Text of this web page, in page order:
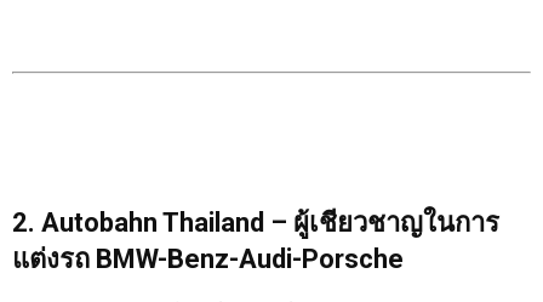
2. Autobahn Thailand – ผู้เชียวชาญในการ
แต่งรถ BMW-Benz-Audi-Porsche